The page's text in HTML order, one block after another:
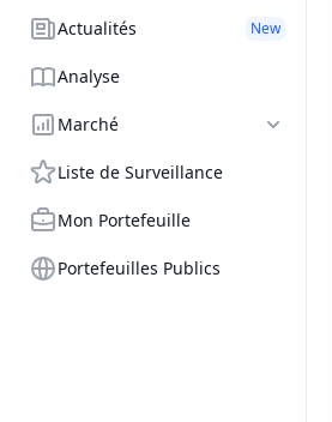
Actualités New
Analyse
Marché
Liste de Surveillance
Mon Portefeuille
Portefeuilles Publics